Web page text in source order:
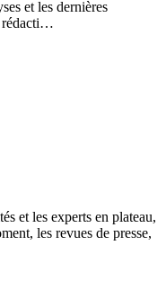
et les dernières
…
et les experts en plateau,
les revues de presse,